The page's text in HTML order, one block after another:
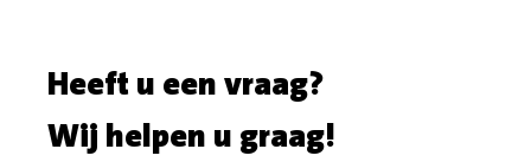
o
n
Heeft u een vraag?
Wij helpen u graag!